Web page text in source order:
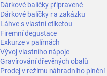
Dárkové balíčky připravené
Dárkové balíčky na zakázku
Láhve s vlastní etiketou
Firemní degustace
Exkurze v palírnách
Vývoj vlastního nápoje
Gravírování dřevěných obalů
Prodej v režimu náhradního plnění